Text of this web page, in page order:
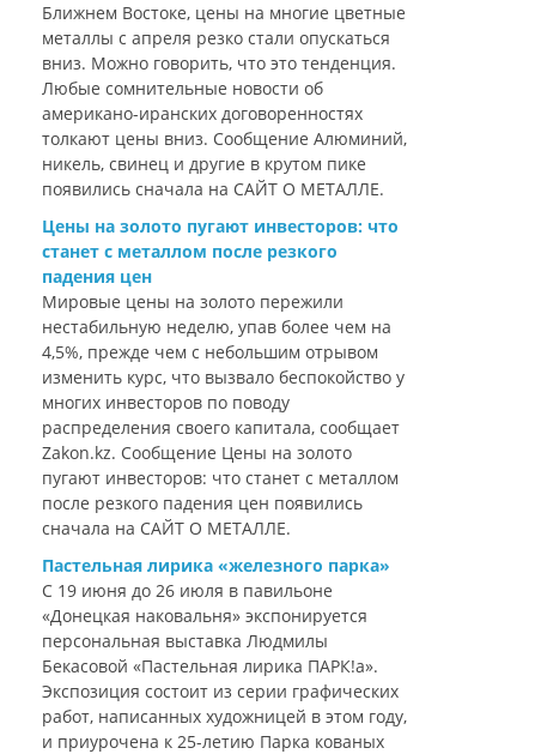
Ближнем Востоке, цены на многие цветные
металлы с апреля резко стали опускаться
вниз. Можно говорить, что это тенденция.
Любые сомнительные новости об
американо-иранских договоренностях
толкают цены вниз. Сообщение Алюминий,
никель, свинец и другие в крутом пике
появились сначала на САЙТ О МЕТАЛЛЕ.
Цены на золото пугают инвесторов: что
станет с металлом после резкого
падения цен
Мировые цены на золото пережили
нестабильную неделю, упав более чем на
4,5%, прежде чем с небольшим отрывом
изменить курс, что вызвало беспокойство у
многих инвесторов по поводу
распределения своего капитала, сообщает
Zakon.kz. Сообщение Цены на золото
пугают инвесторов: что станет с металлом
после резкого падения цен появились
сначала на САЙТ О МЕТАЛЛЕ.
Пастельная лирика «железного парка»
С 19 июня до 26 июля в павильоне
«Донецкая наковальня» экспонируется
персональная выставка Людмилы
Бекасовой «Пастельная лирика ПАРК!а».
Экспозиция состоит из серии графических
работ, написанных художницей в этом году,
и приурочена к 25-летию Парка кованых